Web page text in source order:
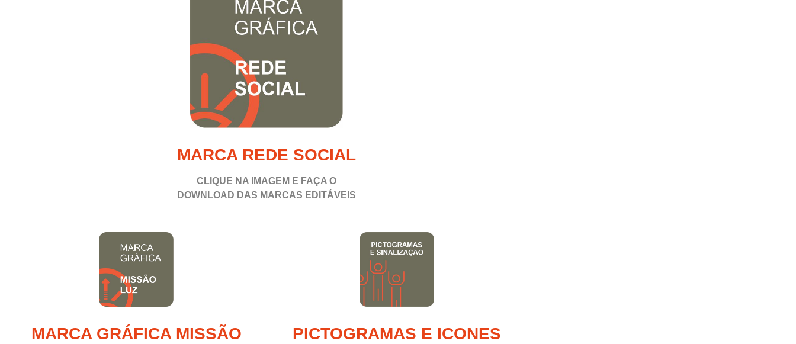
MARCA REDE SOCIAL
CLIQUE NA IMAGEM E FAÇA O
DOWNLOAD DAS MARCAS EDITÁVEIS
MARCA GRÁFICA MISSÃO PICTOGRAMAS E ICONES